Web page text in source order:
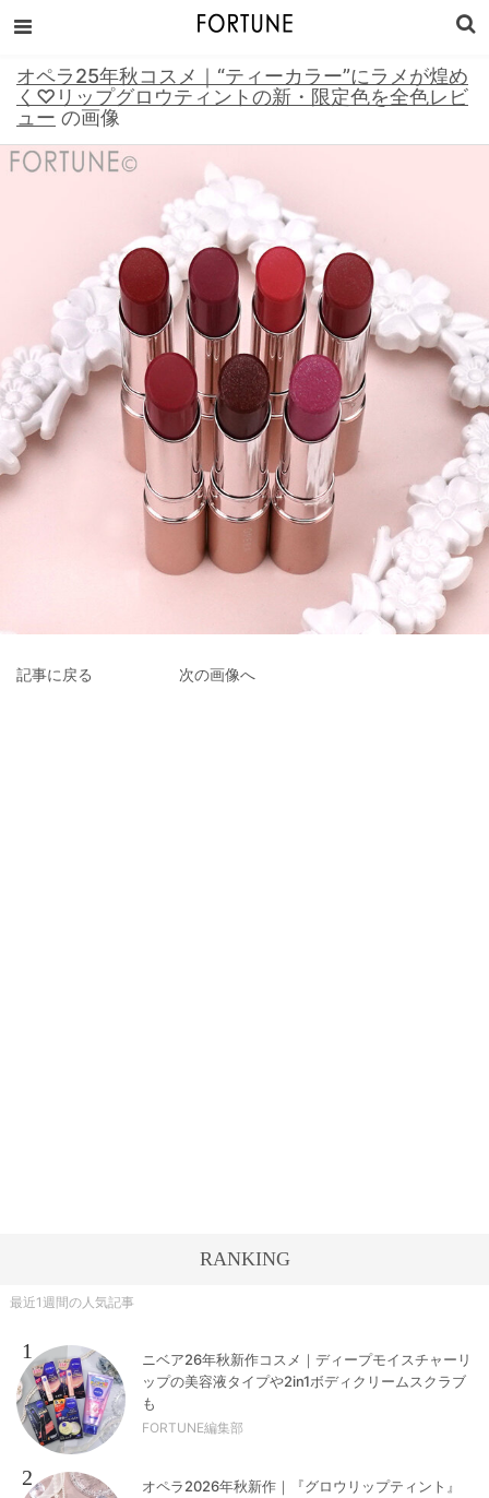
オペラ25年秋コスメ｜“ティーカラー”にラメが煌め
く♡リップグロウティントの新・限定色を全色レビ
ュー の画像
記事に戻る 次の画像へ
RANKING
最近1週間の人気記事
1
ニベア26年秋新作コスメ｜ディープモイスチャーリ
ップの美容液タイプや2in1ボディクリームスクラブ
も
FORTUNE編集部
2
オペラ2026年秋新作｜『グロウリップティント』